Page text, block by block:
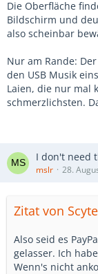
Die Oberfläche
Bildschirm und
also scheinbar
Nur am Rande:
den USB Musik
Laien, die nur mal
schmerzlichsten.
I don't need
mslr 28.
Zitat von Scyte
Also seid es
gelasser. Ich
Wenn's nicht